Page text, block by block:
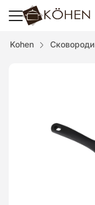
Kohen Сковороди